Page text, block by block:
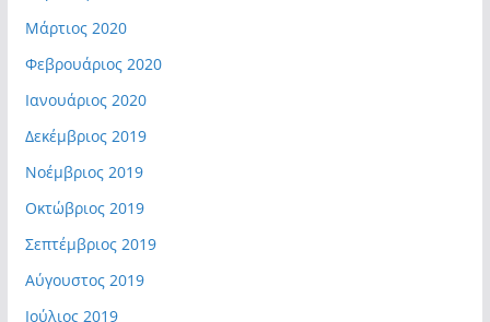
Μάρτιος 2020
Φεβρουάριος 2020
Ιανουάριος 2020
Δεκέμβριος 2019
Νοέμβριος 2019
Οκτώβριος 2019
Σεπτέμβριος 2019
Αύγουστος 2019
Ιούλιος 2019